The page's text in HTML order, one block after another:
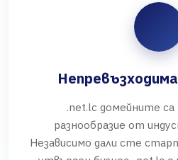
.net.lc домейните
разнообразие от
Независимо дали сте